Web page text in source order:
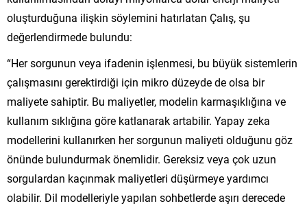
oluşturduğuna ilişkin söylemini hatırlatan Çalış, şu
değerlendirmede bulundu:
“Her sorgunun veya ifadenin işlenmesi, bu büyük sistemlerin
çalışmasını gerektirdiği için mikro düzeyde de olsa bir
maliyete sahiptir. Bu maliyetler, modelin karmaşıklığına ve
kullanım sıklığına göre katlanarak artabilir. Yapay zeka
modellerini kullanırken her sorgunun maliyeti olduğunu göz
önünde bulundurmak önemlidir. Gereksiz veya çok uzun
sorgulardan kaçınmak maliyetleri düşürmeye yardımcı
olabilir. Dil modelleriyle yapılan sohbetlerde aşırı derecede